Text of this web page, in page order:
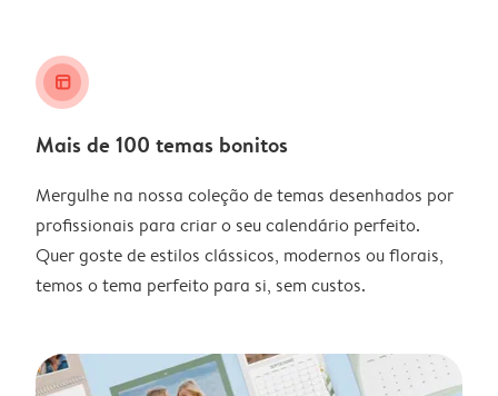
layout_alt
Mais de 100 temas bonitos
Mergulhe na nossa coleção de temas desenhados por
profissionais para criar o seu calendário perfeito.
Quer goste de estilos clássicos, modernos ou florais,
temos o tema perfeito para si, sem custos.